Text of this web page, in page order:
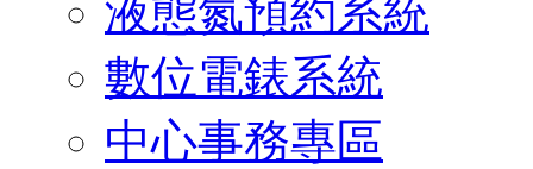
液態氮預約系統
數位電錶系統
中心事務專區